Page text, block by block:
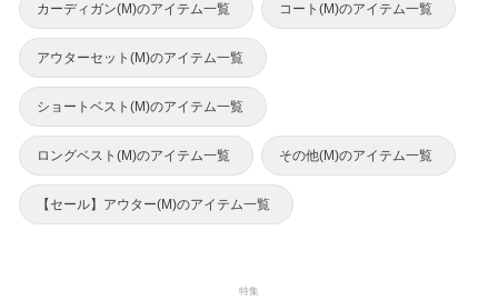
カーディガン(M)のアイテム一覧 コート(M)のアイテム一覧
アウターセット(M)のアイテム一覧
ショートベスト(M)のアイテム一覧
ロングベスト(M)のアイテム一覧 その他(M)のアイテム一覧
【セール】アウター(M)のアイテム一覧
特集